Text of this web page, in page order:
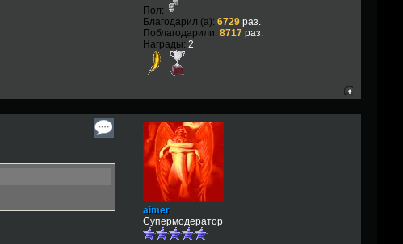
Пол:
Благодарил (а): 6729раз.
Поблагодарили: 8717раз.
Награды: 2
aimer
Супермодератор